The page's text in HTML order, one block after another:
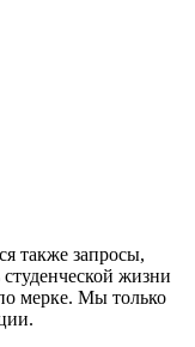
также запросы,
жизни
мерке. Мы только
.